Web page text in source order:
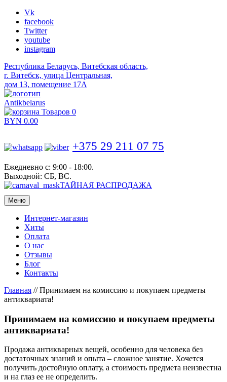
Vk
facebook
Twitter
youtube
instagram
Республика Беларусь, Витебская область,
г. Витебск, улица Центральная,
дом 13, помещение 17А
Antikbelarus
Товаров 0
BYN 0.00
+375 29 211 07 75
Ежедневно с: 9:00 - 18:00.
Выходной: СБ, ВС.
ТАЙНАЯ РАСПРОДАЖА
Меню
Интернет-магазин
Хиты
Оплата
О нас
Отзывы
Блог
Контакты
Главная //Принимаем на комиссию и покупаем предметы
антиквариата!
Принимаем на комиссию и покупаем предметы
антиквариата!
Продажа антикварных вещей, особенно для человека без
достаточных знаний и опыта – сложное занятие. Хочется
получить достойную оплату, а стоимость предмета неизвестна
и на глаз ее не определить.